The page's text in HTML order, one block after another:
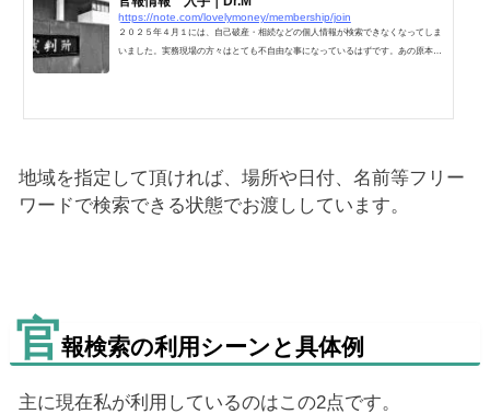
https://note.com/lovelymoney/membership/join
２０２５年４月１には、自己破産・相続などの個人情報が検索できなくなってしま
いました。実務現場の方々はとても不自由な事になっているはずです。あの原本を
地域を指定して頂ければ、場所や日付、名前等フリー
ワードで検索できる状態でお渡ししています。
官報検索の利用シーンと具体例
主に現在私が利用しているのはこの2点です。